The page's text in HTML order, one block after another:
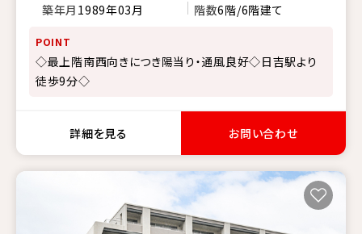
築年月 1989年03月 階数6階/6階建て
POINT
◇最上階南西向きにつき陽当り・通風良好◇日吉駅より
徒歩9分◇
詳細を見る お問い合わせ